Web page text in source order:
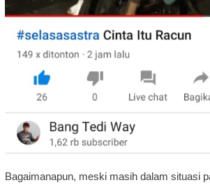
Bagaimanapun, meski masih dalam situasi